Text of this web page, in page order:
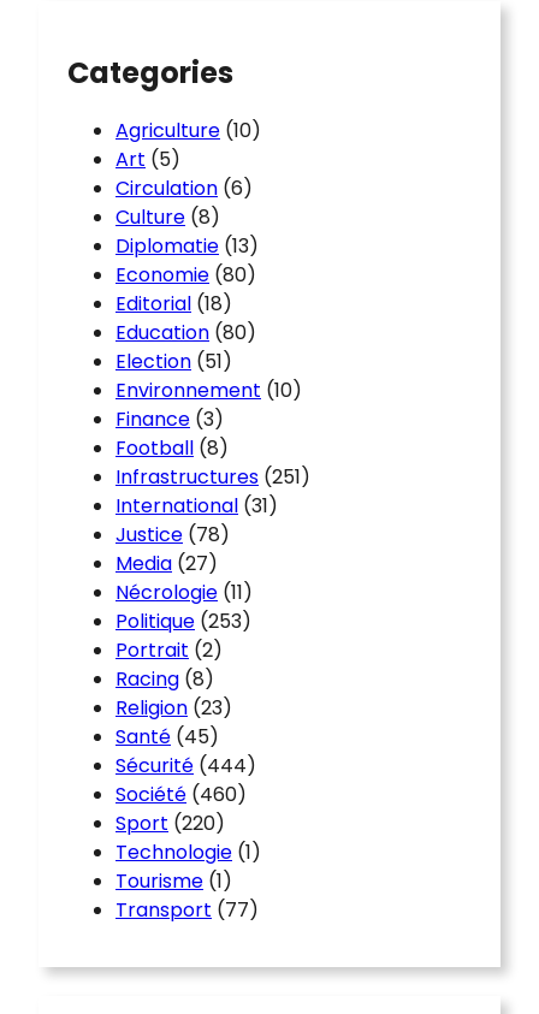
Categories
Agriculture (10)
Art (5)
Circulation (6)
Culture (8)
Diplomatie (13)
Economie (80)
Editorial (18)
Education (80)
Election (51)
Environnement (10)
Finance (3)
Football (8)
Infrastructures (251)
International (31)
Justice (78)
Media (27)
Nécrologie (11)
Politique (253)
Portrait (2)
Racing (8)
Religion (23)
Santé (45)
Sécurité (444)
Société (460)
Sport (220)
Technologie (1)
Tourisme (1)
Transport (77)